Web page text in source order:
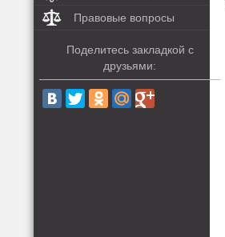
Правовые вопросы
Поделитесь закладкой с
друзьями: